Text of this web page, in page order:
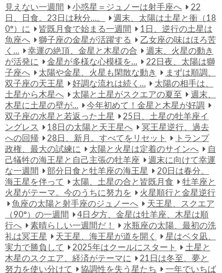
見えない一週間
小惑星＝ジュノーは射手座へ
22
日、日食。23日は秋分…。
週末、太陽は土星と衝（18
0°）に
皆既月食で始まる一週間
1日、逆行の土星は
魚座へ
獅子座の金星が活躍する
乙女座の味はほろ苦
く…
幸運の絶頂、金星と木星の合
週末、火星の動き
が活発に
金星が多様な心模様を…
22日夜、太陽は獅
子座へ
太陽や金星、火星も閑散な動き
まずは順調、
双子座の天王星
好調な流れは続く…
太陽の相手は、
土星から木星へ
太陽と土星がスクエアの夏至
週末、
木星に土星の壁が…
今年初めて！金星と木星が好調
双子座の水星と若返った土星
25日、土星の牡羊座イ
ングレス
18日の太陽と天王星へ
冥王星逆行、過去
への回帰
28日、新月。すべてをリセット
トランプ
政権、最大の試練に
太陽と火星は定着のサインへ
自
己犠牲の海王星と自己主張の牡羊座
週末に向けて幸運
な一週間
部分日食と牡羊座の海王星
20日は春分。
海王星を伴って
太陽、土星の合と皆既月食
牡羊座と
火星がテーマ。今のうちに努力を
火星順行と金星逆行
魚座の太陽と射手座のジュノーへ
天王星、スクエア
（90°）の一週間
4日夕方、金星は牡羊座、木星は順
行へ
素晴らしい一週間だ！
水瓶座の太陽、最初の洗
礼は冥王星
天王星、海王星が道を開く
星はベタ凪、
実力で勝負して
2025年はクールにスタート
土星と
木星のスクエア、経済がテーマに
21日は冬至、夢と
努力を使い分けて
協調性を失う星たち
一年でいちば